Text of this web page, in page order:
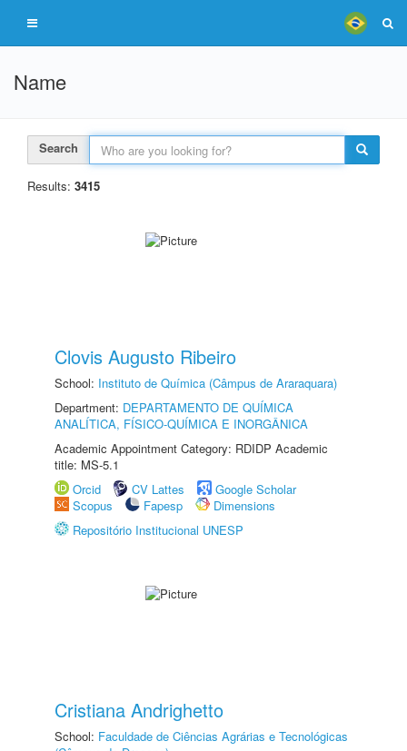
Name
Search
Results: 3415
Clovis Augusto Ribeiro
School: Instituto de Química (Câmpus de Araraquara)
Department: DEPARTAMENTO DE QUÍMICA
ANALÍTICA, FÍSICO-QUÍMICA E INORGÂNICA
Academic Appointment Category: RDIDP Academic
title: MS-5.1
Orcid
CV Lattes
Google Scholar
Scopus
Fapesp
Dimensions
Repositório Institucional UNESP
Cristiana Andrighetto
School: Faculdade de Ciências Agrárias e Tecnológicas